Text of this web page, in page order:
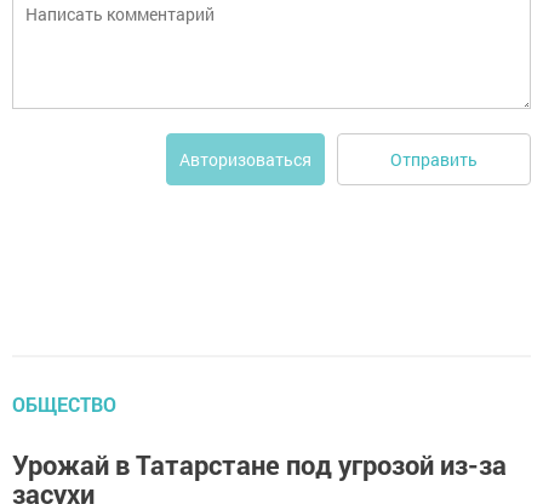
Авторизоваться Отправить
ОБЩЕСТВО
Урожай в Татарстане под угрозой из-за
засухи